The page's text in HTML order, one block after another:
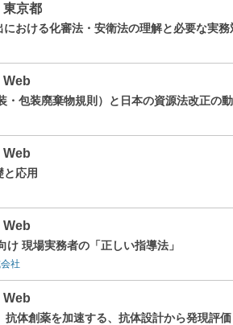
東京都
における化審法・安衛法の理解と必要な実務
Web
・包装廃棄物規則）と日本の資源法改正の
Web
と応用
Web
け 現場実務者の「正しい指導法」
社
Web
抗体創薬を加速する、抗体設計から発現評